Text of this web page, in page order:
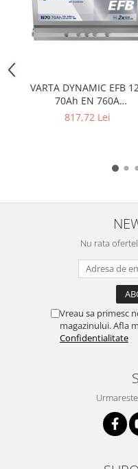
VARTA DYNAMIC EFB
70Ah EN 760A
278x175x190mm
817,72 Lei
Nu rata
Vreau sa primesc
magazinului. Afla
Confidentialitate